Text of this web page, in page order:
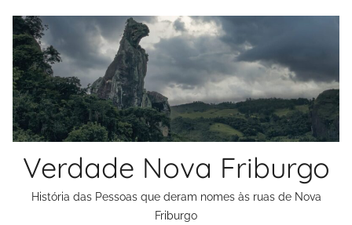
content
Verdade Nova Friburgo
História das Pessoas que deram nomes às ruas de Nova
Friburgo